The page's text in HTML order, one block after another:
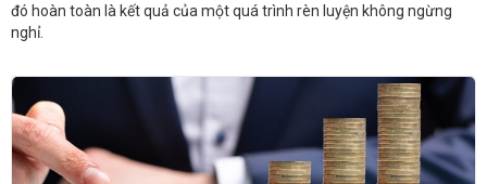
đó hoàn toàn là kết quả của một quá trình rèn luyện không ngừng
nghỉ.